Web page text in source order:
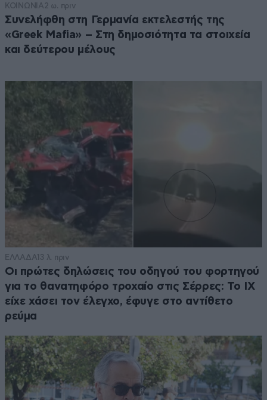
ΚΟΙΝΩΝΙΑ 2 ω. πριν
Συνελήφθη στη Γερμανία εκτελεστής της
«Greek Mafia» – Στη δημοσιότητα τα στοιχεία
και δεύτερου μέλους
ΕΛΛΑΔΑ13 λ. πριν
Οι πρώτες δηλώσεις του οδηγού του φορτηγού
για το θανατηφόρο τροχαίο στις Σέρρες: Το ΙΧ
είχε χάσει τον έλεγχο, έφυγε στο αντίθετο
ρεύμα